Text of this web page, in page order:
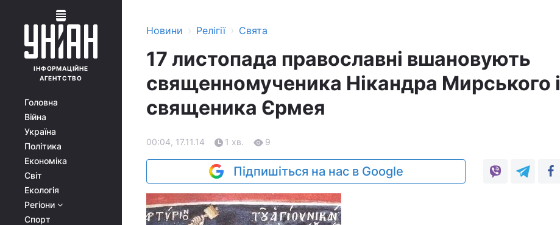
ІНФОРМАЦІЙНЕ
АГЕНТСТВО
Головна
Війна
Україна
Політика
Економіка
Світ
Екологія
Регіони
Спорт
Новини › Релігії › Свята
17 листопада православні вшановують
священномученика Нікандра Мирського і
священика Єрмея
00:04, 17.11.14 1 хв. 9
Підпишіться на нас в Google